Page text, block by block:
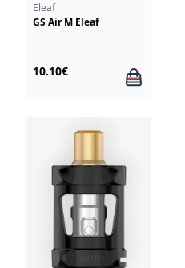
Eleaf
GS Air M Eleaf
10.10€